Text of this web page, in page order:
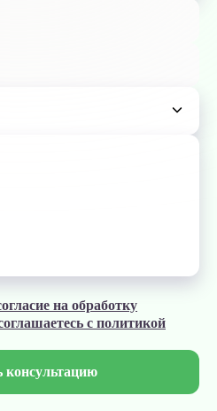
на обработку
с политикой